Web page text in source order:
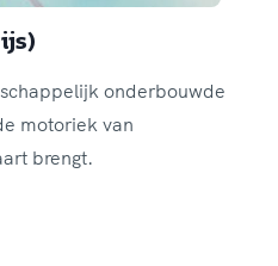
onderbouwde
motoriek van
brengt.